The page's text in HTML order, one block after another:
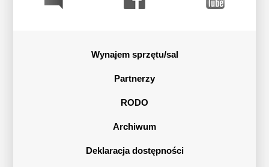
Menu dodatkoweWynajem sprzętu/sal
Partnerzy
RODO
Archiwum
Deklaracja dostępności